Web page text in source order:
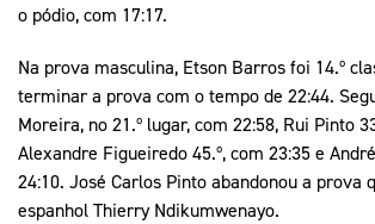
o pódio, com 17:17.
Na prova masculina, Etson Barros foi 14.º
terminar a prova com o tempo de 22:44.
Moreira, no 21.º lugar, com 22:58, Rui Pinto
Alexandre Figueiredo 45.º, com 23:35 e
24:10. José Carlos Pinto abandonou a prova
espanhol Thierry Ndikumwenayo.